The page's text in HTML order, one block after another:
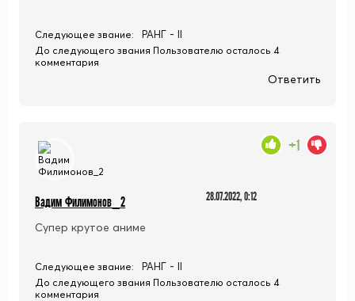
Следующее звание: РАНГ - II
До следующего звания Пользователю осталось 4
комментария
Ответить
Вадим Филимонов_2 28.07.2022, 0:12
Супер крутое аниме
+1
Следующее звание: РАНГ - II
До следующего звания Пользователю осталось 4
комментария